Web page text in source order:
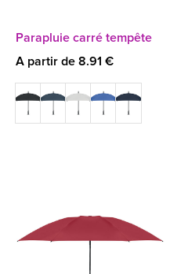
Parapluie carré tempête
A partir de 8.91 €